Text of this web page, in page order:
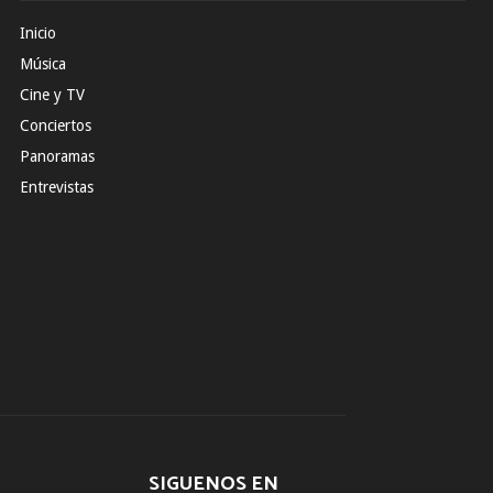
Inicio
Música
Cine y TV
Conciertos
Panoramas
Entrevistas
SIGUENOS EN